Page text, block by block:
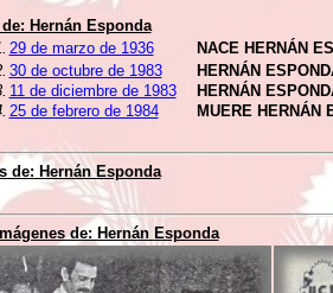
Hernán Esponda
29 de marzo de 1936
NACE HERNÁN
30 de octubre de 1983
HERNÁN
11 de diciembre de 1983
HERNÁN
25 de febrero de 1984 MUERE HERNÁN
de: Hernán Esponda
de: Hernán Esponda